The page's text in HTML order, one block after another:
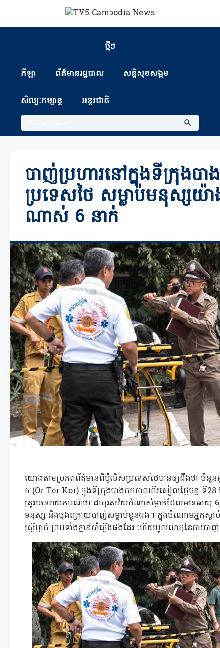
ថ្មីៗ
កីឡា ព័ត៏មានរដ្ឋបាល សន្តិសុខសង្គម
សិល្បៈកម្សាន្ត អន្តរជាតិ
បាញ់ប្រហារនៅក្នុងទីក្រុងបា
ប្រទេសថៃ សម្លាប់មនុស្សយ៉
ណាស់ 6 នាក់
យោងតាមប្រភពព័ត៌មានពីប៉ូលិសប្រទេសថៃបានឲ្យដឹងថា ចំនួនអ្
ក (Or Tor Kor) ក្នុងទីក្រុងបាងកកកាលពីរសៀលថ្ងៃចន្ទ ទី28
ត្រូវបានរាយការណ៍ថា ជាបុរសវ័យចំណាស់ម្នាក់ដែលមានអាយុ
មនុស្ស និងចុងក្រោយបាញ់សម្លាប់ខ្លួនឯង។ ក្នុងចំណោមអ្នកស្ល
ស្ត្រីម្នាក់ ព្រមទាំងខ្មាន់កាំភ្លើងផងដែរ ហើយមូលហេតុនៃការប